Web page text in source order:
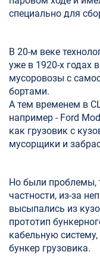
специально для
В 20-м веке
уже в 1920-х годах
мусоровозы с
бортами.
А тем временем в
например - Ford
как грузовик с
мусорщики и
Но были проблемы,
частности, из-за
высыпались из
прототип
кабельную
бункер грузовика.